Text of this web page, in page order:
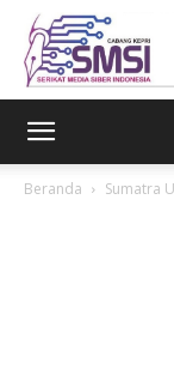
Beranda Sumatra